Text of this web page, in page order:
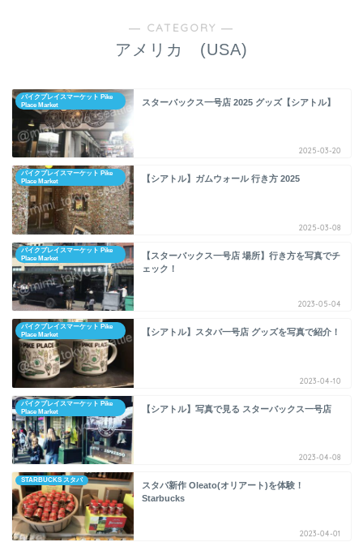
― CATEGORY ―
アメリカ (USA)
パイクプレイスマーケット Pike
Place Market
スターバックス一号店 2025 グッズ【シアトル】
2025-03-20
パイクプレイスマーケット Pike
Place Market
【シアトル】ガムウォール 行き方 2025
2025-03-08
パイクプレイスマーケット Pike
Place Market
【スターバックス一号店 場所】行き方を写真でチ
ェック！
2023-05-04
パイクプレイスマーケット Pike
Place Market
【シアトル】スタバ一号店 グッズを写真で紹介！
2023-04-10
パイクプレイスマーケット Pike
Place Market
【シアトル】写真で見る スターバックス一号店
2023-04-08
STARBUCKS スタバ
スタバ新作 Oleato(オリアート)を体験！
Starbucks
2023-04-01